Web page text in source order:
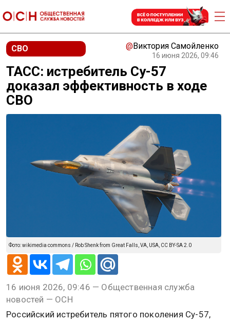
СВО @Виктория Самойленко
16 июня 2026, 09:46
ТАСС: истребитель Су-57
доказал эффективность в ходе
СВО
Фото: wikimedia commons / Rob Shenk from Great Falls, VA, USA, CC BY-SA 2.0
16 июня 2026, 09:46 — Общественная служба
новостей — ОСН
Российский истребитель пятого поколения Су-57,